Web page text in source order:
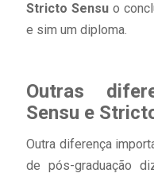
Stricto Sensu o
e sim um diploma.
Outras
Sensu e
Outra diferença
de pós-graduação